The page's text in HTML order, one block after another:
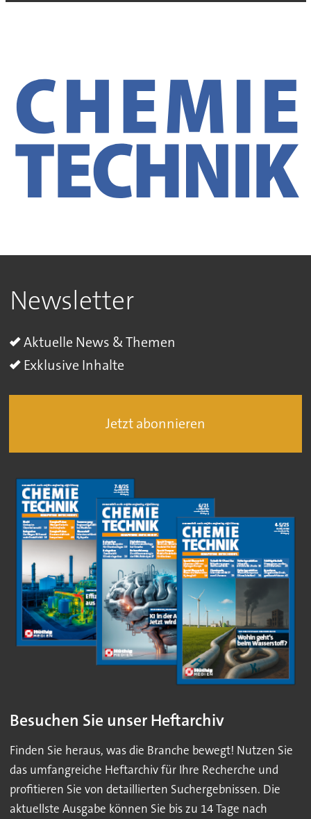
Newsletter
Aktuelle News & Themen
Exklusive Inhalte
Jetzt abonnieren
Besuchen Sie unser Heftarchiv
Finden Sie heraus, was die Branche bewegt! Nutzen Sie
das umfangreiche Heftarchiv für Ihre Recherche und
profitieren Sie von detaillierten Suchergebnissen. Die
aktuellste Ausgabe können Sie bis zu 14 Tage nach